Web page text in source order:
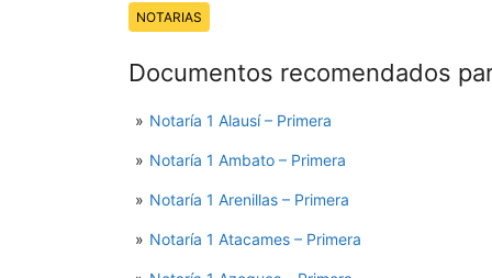
Temas:
NOTARIAS
Documentos recomendados
Notaría 1 Alausí – Primera
Notaría 1 Ambato – Primera
Notaría 1 Arenillas – Primera
Notaría 1 Atacames – Primera